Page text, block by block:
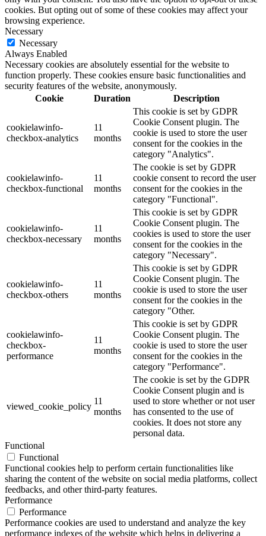
cookies. But opting out of some of these cookies may affect your
browsing experience.
Necessary
Necessary
Always Enabled
Necessary cookies are absolutely essential for the website to
function properly. These cookies ensure basic functionalities and
security features of the website, anonymously.
Cookie
Duration Description
cookielawinfo-
checkbox-analytics
11
months
This cookie is set by GDPR
Cookie Consent plugin. The
cookie is used to store the user
consent for the cookies in the
category "Analytics".
cookielawinfo-
checkbox-functional
11
months
The cookie is set by GDPR
cookie consent to record the user
consent for the cookies in the
category "Functional".
cookielawinfo-
checkbox-necessary
11
months
This cookie is set by GDPR
Cookie Consent plugin. The
cookies is used to store the user
consent for the cookies in the
category "Necessary".
cookielawinfo-
checkbox-others
11
months
This cookie is set by GDPR
Cookie Consent plugin. The
cookie is used to store the user
consent for the cookies in the
category "Other.
cookielawinfo-
checkbox-
performance
11
months
This cookie is set by GDPR
Cookie Consent plugin. The
cookie is used to store the user
consent for the cookies in the
category "Performance".
viewed_cookie_policy
11
months
The cookie is set by the GDPR
Cookie Consent plugin and is
used to store whether or not user
has consented to the use of
cookies. It does not store any
personal data.
Functional
Functional
Functional cookies help to perform certain functionalities like
sharing the content of the website on social media platforms, collect
feedbacks, and other third-party features.
Performance
Performance
Performance cookies are used to understand and analyze the key
performance indexes of the website which helps in delivering a